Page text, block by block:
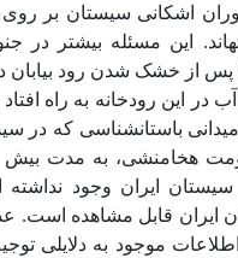
اشکانی سیستان بر
این مسئله بیشتر در
در این رودخانه به راه
باستان‏شناسی که در
ایران وجود
ایران قابل مشاهده است.
موجود به دلایلی